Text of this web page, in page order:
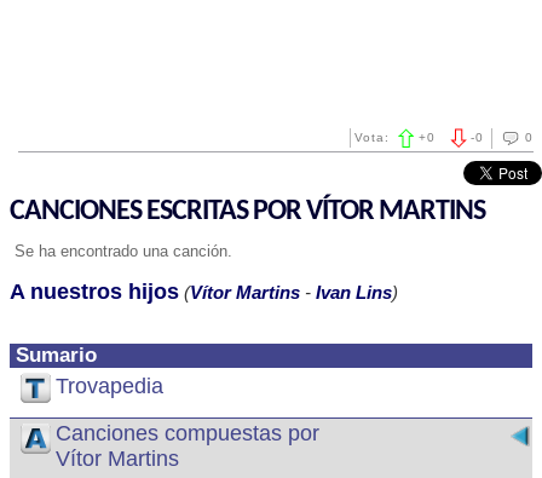
0
-0
Vota: +0
CANCIONES ESCRITAS POR VÍTOR MARTINS
Se ha encontrado una canción.
Sumario
Trovapedia
Canciones compuestas por
Vítor Martins
A nuestros hijos (Vítor Martins - Ivan Lins)